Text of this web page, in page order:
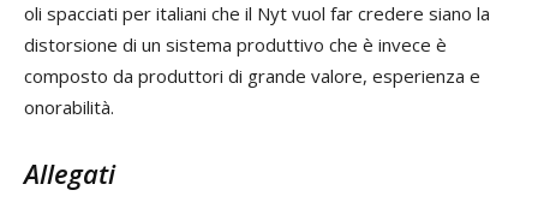
oli spacciati per italiani che il Nyt vuol far credere siano la
distorsione di un sistema produttivo che è invece è
composto da produttori di grande valore, esperienza e
onorabilità.
Allegati